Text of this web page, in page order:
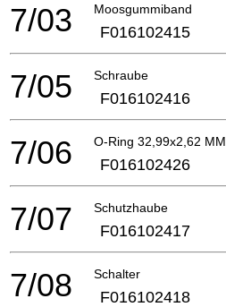
Moosgummiband
7/03 F016102415
Schraube
7/05 F016102416
O-Ring 32,99x2,62 MM
7/06 F016102426
Schutzhaube
7/07 F016102417
Schalter
7/08 F016102418